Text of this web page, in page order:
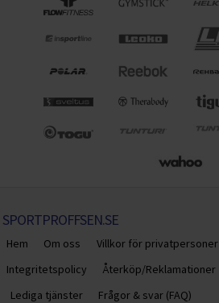
SPORTPROFFSEN.SE
Hem Om oss Villkor för privatpersoner
Integritetspolicy
Återköp/Reklamationer
Lediga tjänster
Frågor & svar (FAQ)